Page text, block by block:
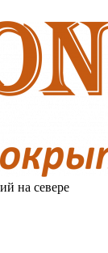
на севере